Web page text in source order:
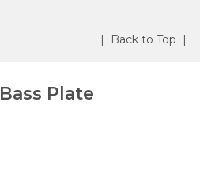
| Back to Top |
Bass Plate